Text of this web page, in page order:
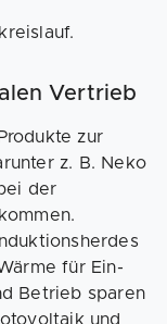
Vertrieb
zur
z. B. Neko
der
für Ein-
Betrieb sparen
und